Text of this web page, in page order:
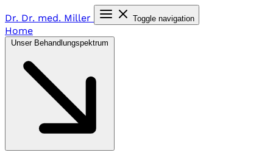
Dr. Dr. med. Miller Toggle navigation
Home